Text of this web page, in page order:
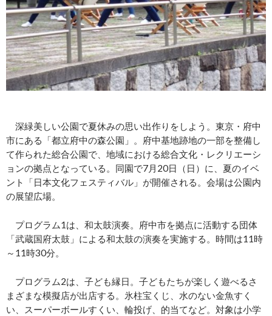
深緑美しい公園で夏休みの思い出作りをしよう。東京・府中
市にある「都立府中の森公園」。府中基地跡地の一部を整備し
て作られた総合公園で、地域における総合文化・レクリエーシ
ョンの拠点となっている。同園で7月20日（日）に、夏のイベ
ント「日本文化フェスティバル」が開催される。会場は公園内
の展望広場。
プログラム1は、和太鼓演奏。府中市を拠点に活動する団体
「武蔵国府太鼓」による和太鼓の演奏を実施する。時間は11時
～11時30分。
プログラム2は、子ども縁日。子どもたちが楽しく遊べるさ
まざまな模擬店が出店する。氷柱宝くじ、水のない金魚すく
い、スーパーボールすくい、輪投げ、的当てなど。対象は小学